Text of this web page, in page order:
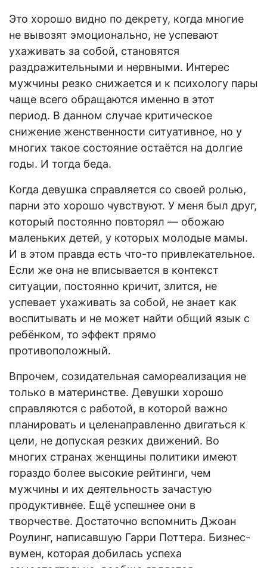
Это хорошо видно по декрету, когда многие
не вывозят эмоционально, не успевают
ухаживать за собой, становятся
раздражительными и нервными. Интерес
мужчины резко снижается и к психологу пары
чаще всего обращаются именно в этот
период. В данном случае критическое
снижение женственности ситуативное, но у
многих такое состояние остаётся на долгие
годы. И тогда беда.
Когда девушка справляется со своей ролью,
парни это хорошо чувствуют. У меня был друг,
который постоянно повторял — обожаю
маленьких детей, у которых молодые мамы.
И в этом правда есть что-то привлекательное.
Если же она не вписывается в контекст
ситуации, постоянно кричит, злится, не
успевает ухаживать за собой, не знает как
воспитывать и не может найти общий язык с
ребёнком, то эффект прямо
противоположный.
Впрочем, созидательная самореализация не
только в материнстве. Девушки хорошо
справляются с работой, в которой важно
планировать и целенаправленно двигаться к
цели, не допуская резких движений. Во
многих странах женщины политики имеют
гораздо более высокие рейтинги, чем
мужчины и их деятельность зачастую
продуктивнее. Ещё успешнее они в
творчестве. Достаточно вспомнить Джоан
Роулинг, написавшую Гарри Поттера. Бизнес-
вумен, которая добилась успеха